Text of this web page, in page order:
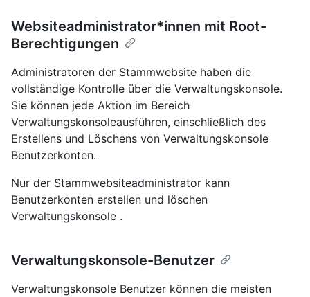
Websiteadministrator*innen mit Root-
Berechtigungen
Administratoren der Stammwebsite haben die
vollständige Kontrolle über die Verwaltungskonsole.
Sie können jede Aktion im Bereich
Verwaltungskonsoleausführen, einschließlich des
Erstellens und Löschens von Verwaltungskonsole
Benutzerkonten.
Nur der Stammwebsiteadministrator kann
Benutzerkonten erstellen und löschen
Verwaltungskonsole .
Verwaltungskonsole-Benutzer
Verwaltungskonsole Benutzer können die meisten